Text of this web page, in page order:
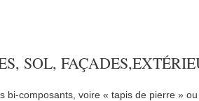
SOL,
bi-composants, voire « tapis de pierre »